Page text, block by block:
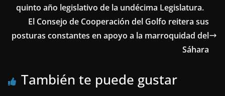
quinto año legislativo de la undécima Legislatura.
El Consejo de Cooperación del Golfo reitera sus
posturas constantes en apoyo a la marroquidad del
Sáhara
También te puede gustar